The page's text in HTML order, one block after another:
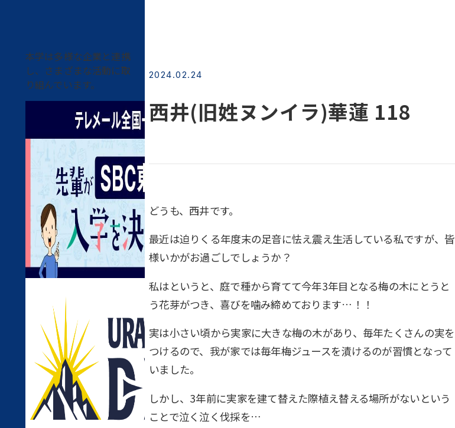
本学は多様な企業と連携
し、さまざまな活動に取
り組んでいます。
2024.02.24
西井(旧姓ヌンイラ)華蓮 118
どうも、西井です。
最近は迫りくる年度末の足音に怯え震え生活している私ですが、皆
様いかがお過ごしでしょうか？
私はというと、庭で種から育てて今年3年目となる梅の木にとうと
う花芽がつき、喜びを噛み締めております…！！
実は小さい頃から実家に大きな梅の木があり、毎年たくさんの実を
つけるので、我が家では毎年梅ジュースを漬けるのが習慣となって
いました。
しかし、3年前に実家を建て替えた際植え替える場所がないという
ことで泣く泣く伐採を…